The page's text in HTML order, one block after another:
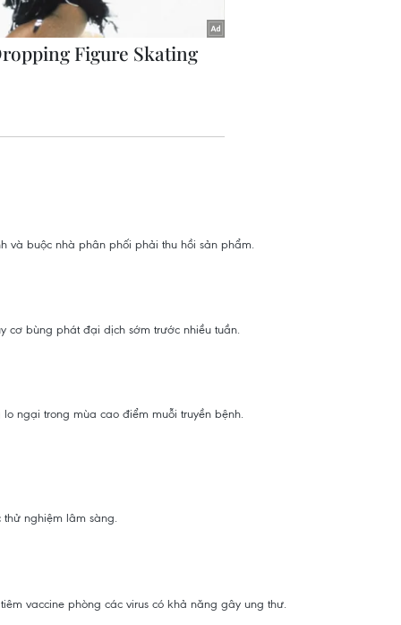
và buộc nhà phân phối phải thu hồi sản phẩm.
cơ bùng phát đại dịch sớm trước nhiều tuần.
ngại trong mùa cao điểm muỗi truyền bệnh.
nghiệm lâm sàng.
vaccine phòng các virus có khả năng gây ung thư.